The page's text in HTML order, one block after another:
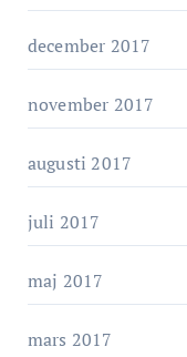
december 2017
november 2017
augusti 2017
juli 2017
maj 2017
mars 2017